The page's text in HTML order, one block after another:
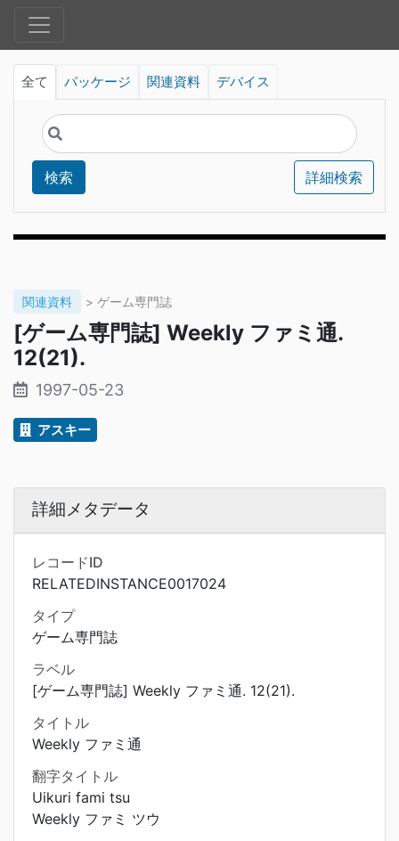
全て パッケージ 関連資料 デバイス
検索 詳細検索
関連資料 > ゲーム専門誌
[ゲーム専門誌] Weekly ファミ通.
12(21).
1997-05-23
アスキー
詳細メタデータ
レコードID
RELATEDINSTANCE0017024
タイプ
ゲーム専門誌
ラベル
[ゲーム専門誌] Weekly ファミ通. 12(21).
タイトル
Weekly ファミ通
翻字タイトル
Uikuri fami tsu
Weekly ファミ ツウ